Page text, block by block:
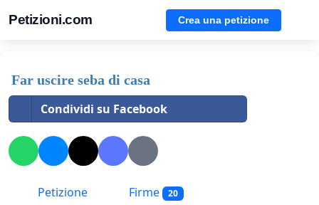
Petizioni.com Crea una petizione
Far uscire seba di casa
Condividi su Facebook
Petizione Firme 20